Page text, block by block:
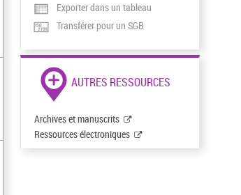
Exporter dans un tableau
Transférer pour un SGB
AUTRES RESSOURCES
Archives et manuscrits
Ressources électroniques